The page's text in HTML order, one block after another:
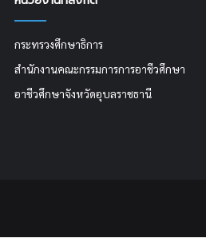
กระทรวงศึกษาธิการ
สำนักงานคณะกรรมการการอาชีวศึกษา
อาชีวศึกษาจังหวัดอุบลราชธานี